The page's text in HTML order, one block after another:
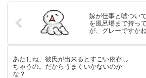
嫁が仕事と嘘つい
を風呂場まで持っ
が、グレーですか
あたしね、彼氏が出来るとすごい依存し
ちゃうの。だからうまくいかないのか
な？